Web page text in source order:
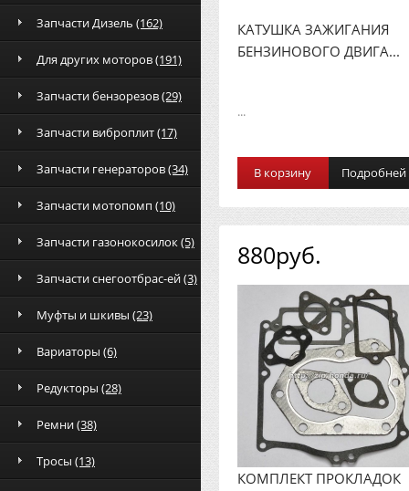
Запчасти Дизель (162)
Для других моторов(191)
Запчасти бензорезов(29)
Запчасти виброплит(17)
Запчасти генераторов(34)
Запчасти мотопомп (10)
Запчасти газонокосилок(5)
Запчасти снегоотбрас-ей(3)
Муфты и шкивы (23)
Вариаторы (6)
Редукторы (28)
Ремни(38)
Тросы (13)
КАТУШКА ЗАЖИГАНИЯ
БЕНЗИНОВОГО ДВИГА...
...
В корзину Подробней
880руб.
КОМПЛЕКТ ПРОКЛАДОК